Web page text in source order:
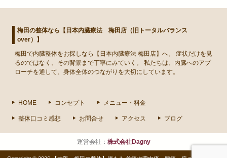
梅田の整体なら【日本内臓療法 梅田店（旧トータルバランス
over）】
梅田で内臓整体をお探しなら【日本内臓療法 梅田店】へ。 症状だけを見
るのではなく、その背景まで丁寧にみていく。 私たちは、内臓へのアプ
ローチを通して、身体全体のつながりを大切にしています。
HOME コンセプト メニュー・料金
整体口コミ感想 お問合せ アクセス ブログ
運営会社： 株式会社Dagny